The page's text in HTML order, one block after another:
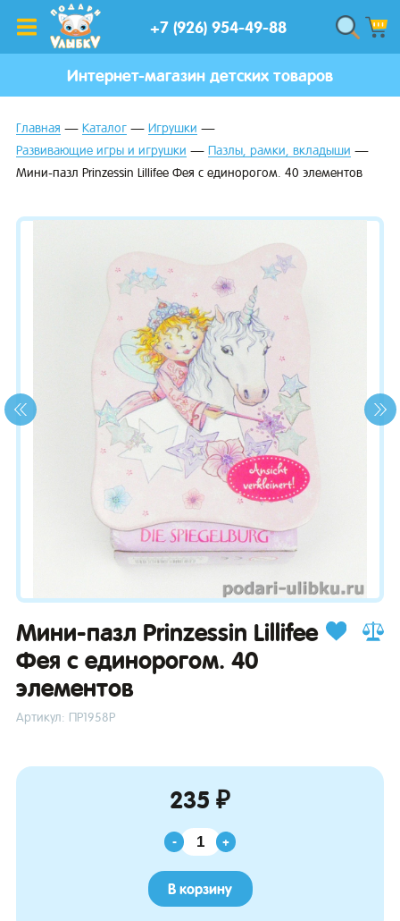
+7 (926) 954-49-88
Интернет-магазин детских товаров
Главная Каталог
Игрушки
Развивающие игры и игрушки
Пазлы, рамки, вкладыши
Мини-пазл Prinzessin Lillifee Фея с единорогом. 40 элементов
Мини-пазл Prinzessin Lillifee
Фея с единорогом. 40
элементов
Артикул: ПР1958Р
235 ₽
- +
В корзину